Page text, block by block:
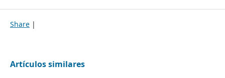
Share |
Artículos similares